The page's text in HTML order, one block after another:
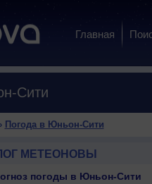
Главная
Сити
› Погода в Юньон-Сити
МЕТЕОНОВЫ
погоды в Юньон-Сити